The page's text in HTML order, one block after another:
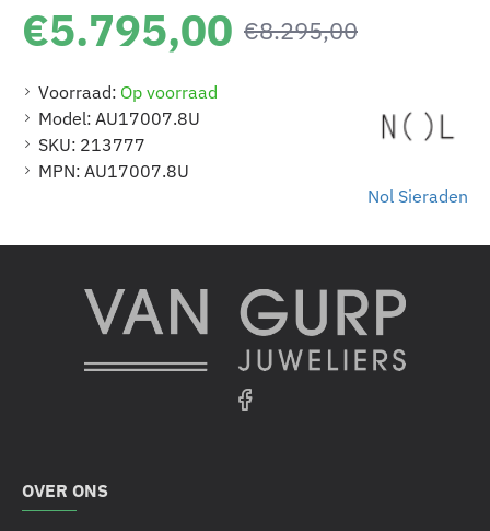
Voorraad: Op voorraad
Model: AU17007.8U
SKU: 213777
MPN: AU17007.8U
Nol Sieraden
€5.795,00 €8.295,00
OVER ONS